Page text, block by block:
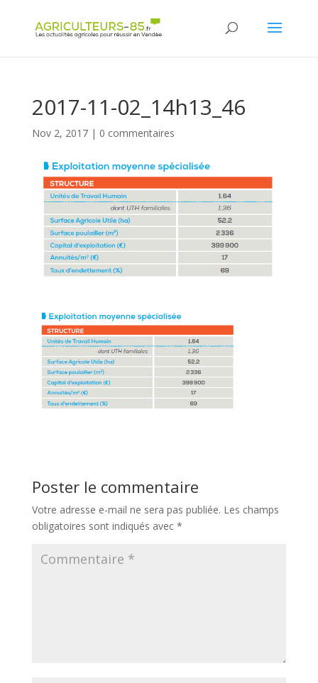
2017-11-02_14h13_46
Nov 2, 2017| 0 commentaires
Poster le commentaire
Votre adresse e-mail ne sera pas publiée. Les champs
obligatoires sont indiqués avec *